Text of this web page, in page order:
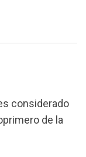
considerado
de la